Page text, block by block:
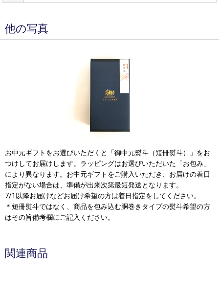
他の写真
お中元ギフトをお選びいただくと「御中元熨斗（短冊熨斗）」をお
つけしてお届けします。ラッピングはお選びいただいた「お包み」
により異なります。お中元ギフトをご購入いただき、お届けの着日
指定がない場合は、準備が出来次第最短発送となります。
7/1以降お届けなどお届け希望の方は着日指定をしてください。
＊短冊熨斗ではなく、商品を包み込む胴巻きタイプの熨斗希望の方
はその旨備考欄にご記入ください。
関連商品